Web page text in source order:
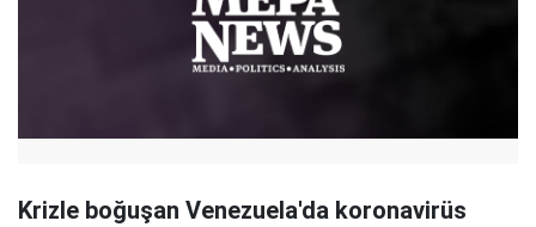
Krizle boğuşan Venezuela'da koronavirüs